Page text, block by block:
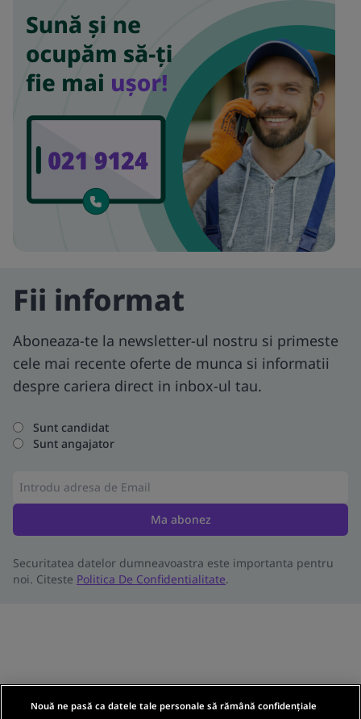
Fii informat
Aboneaza-te la newsletter-ul nostru si primeste
cele mai recente oferte de munca si informatii
despre cariera direct in inbox-ul tau.
Sunt candidat
Sunt angajator
Ma abonez
Securitatea datelor dumneavoastra este importanta pentru
noi. Citeste Politica De Confidentialitate.
Nouă ne pasă ca datele tale personale să rămână confidențiale